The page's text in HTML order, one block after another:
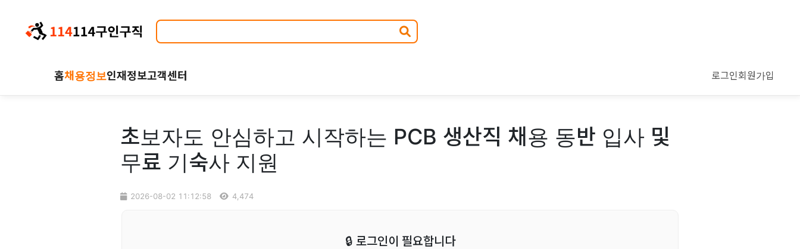
홈채용정보인재정보고객센터 로그인회원가입
초보자도 안심하고 시작하는 PCB 생산직 채용 동반 입사 및
무료 기숙사 지원
2026-08-02 11:12:58 4,474
🔒 로그인이 필요합니다